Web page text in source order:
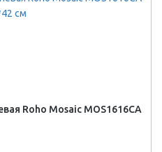
Roho Mosaic MOS1616CА